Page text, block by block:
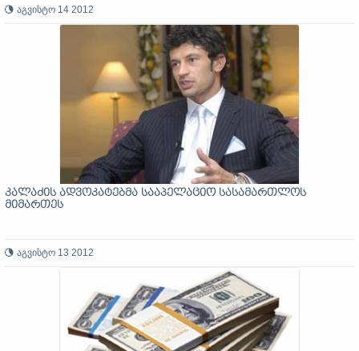
აგვისტო 14 2012
კალაძის ადვოკატებმა სააპელაციო სასამართლოს
მიმართეს
აგვისტო 13 2012